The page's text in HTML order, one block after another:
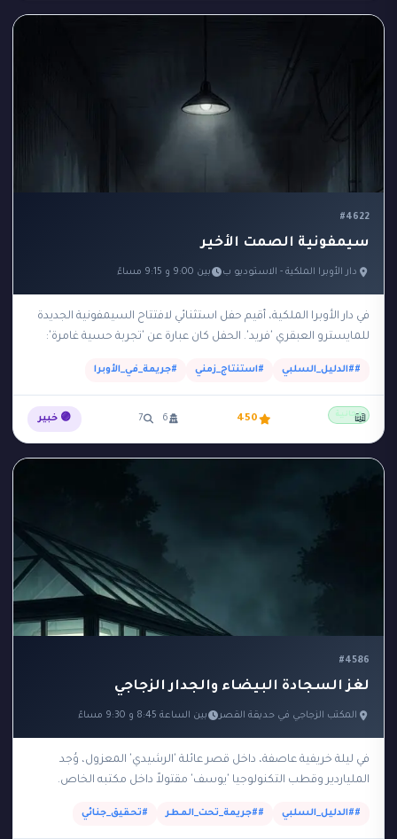
#4622
سيمفونية الصمت الأخير
دار الأوبرا الملكية - الاستوديو ب بين 9:00 و 9:15 مساءً
في دار الأوبرا الملكية، أقيم حفل استثنائي لافتتاح السيمفونية الجديدة
للمايسترو العبقري 'فريد'. الحفل كان عبارة عن 'تجربة حسية غامرة':
##الدليل_السلبي #استنتاج_زمني #جريمة_في_الأوبرا
مجانية 450
6
7 🟣 خبير 📖
#4586
لغز السجادة البيضاء والجدار الزجاجي
المكتب الزجاجي في حديقة القصر بين الساعة 8:45 و 9:30 مساءً
في ليلة خريفية عاصفة، داخل قصر عائلة 'الرشيدي' المعزول، وُجد
الملياردير وقطب التكنولوجيا 'يوسف' مقتولاً داخل مكتبه الخاص.
##الدليل_السلبي ##جريمة_تحت_المطر #تحقيق_جنائي